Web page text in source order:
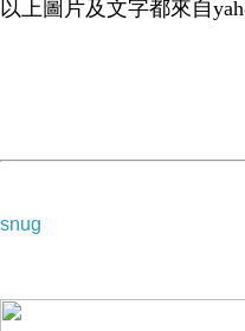
以上圖片及文字都來自
snug